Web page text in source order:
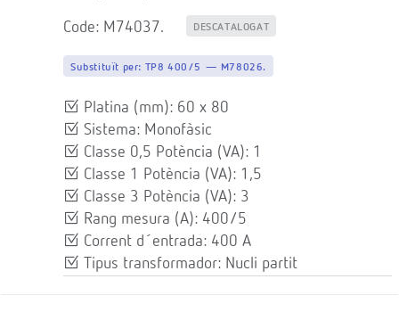
Code: M74037. DESCATALOGAT
Substituït per: TP8 400/5 — M78026.
Platina (mm): 60 x 80
Sistema: Monofàsic
Classe 0,5 Potència (VA): 1
Classe 1 Potència (VA): 1,5
Classe 3 Potència (VA): 3
Rang mesura (A): 400/5
Corrent d´entrada: 400 A
Tipus transformador: Nucli partit